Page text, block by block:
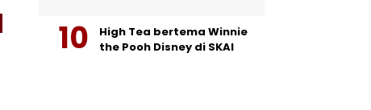
High Tea bertema Winnie
the Pooh Disney di SKAI